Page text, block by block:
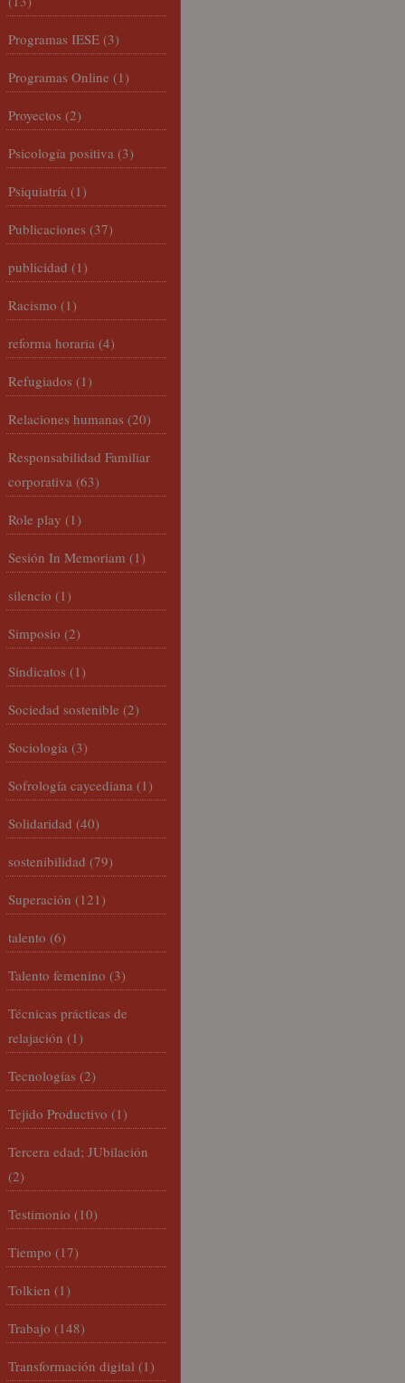
Programas IESE (3)
Programas Online (1)
Proyectos (2)
Psicología positiva (3)
Psiquiatría (1)
Publicaciones (37)
publicidad (1)
Racismo (1)
reforma horaria (4)
Refugiados (1)
Relaciones humanas (20)
Responsabilidad Familiar
corporativa (63)
Role play (1)
Sesión In Memoriam (1)
silencio (1)
Simposio (2)
Sindicatos (1)
Sociedad sostenible (2)
Sociología (3)
Sofrología caycediana (1)
Solidaridad (40)
sostenibilidad (79)
Superación (121)
talento (6)
Talento femenino (3)
Técnicas prácticas de
relajación (1)
Tecnologías (2)
Tejido Productivo (1)
Tercera edad; JUbilación
(2)
Testimonio (10)
Tiempo (17)
Tolkien (1)
Trabajo (148)
Transformación digital (1)